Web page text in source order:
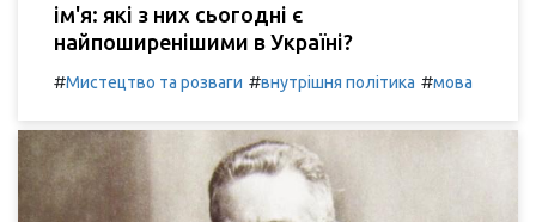
ім'я: які з них сьогодні є
найпоширенішими в Україні?
#Мистецтво та розваги #внутрішня політика #мова